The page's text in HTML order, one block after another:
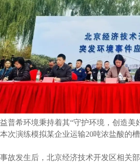
益普希环境秉持着其“守护环境，创造美
本次演练模拟某企业运输20吨浓盐酸的
事故发生后，北京经济技术开发区相关